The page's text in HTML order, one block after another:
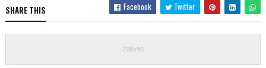
SHARE THIS Facebook Twitter